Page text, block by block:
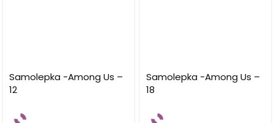
Samolepka -Among Us –
12
Samolepka -Among Us –
18